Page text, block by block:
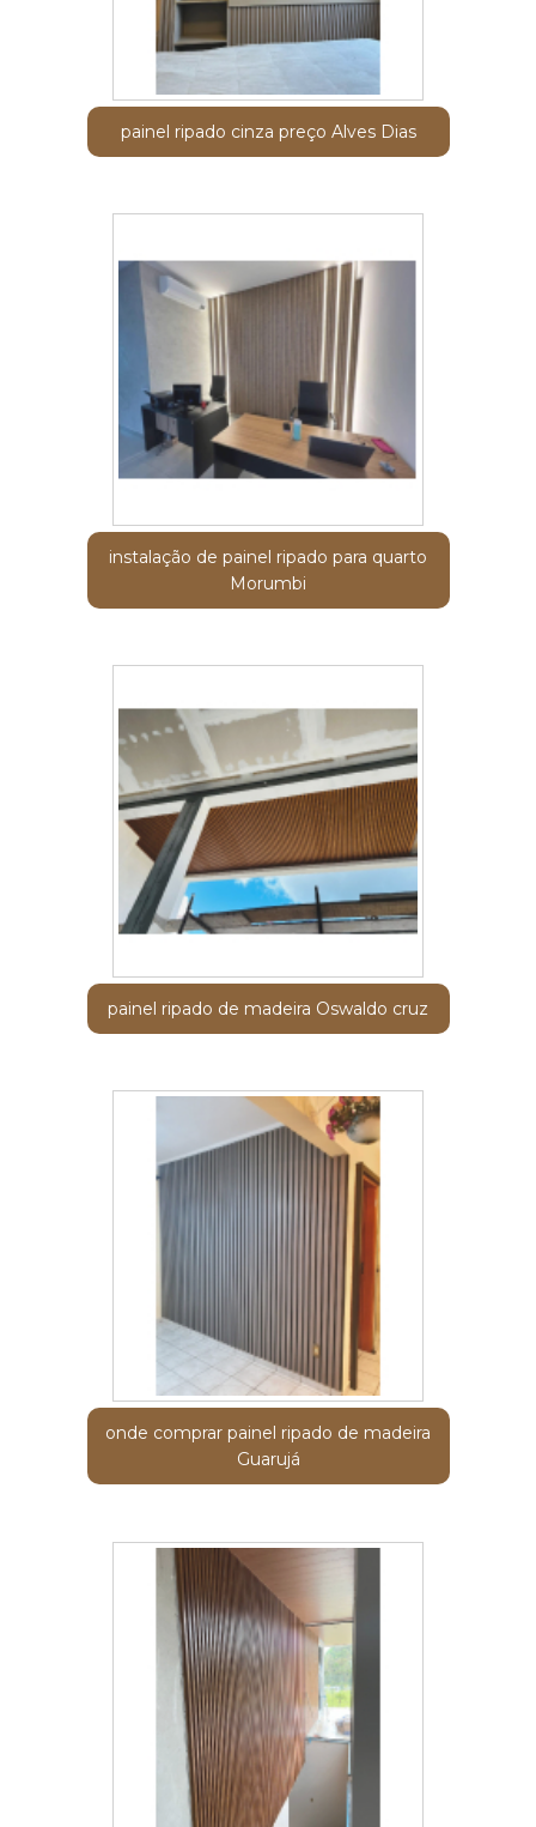
painel ripado cinza preço Alves Dias
instalação de painel ripado para quarto
Morumbi
painel ripado de madeira Oswaldo cruz
onde comprar painel ripado de madeira
Guarujá